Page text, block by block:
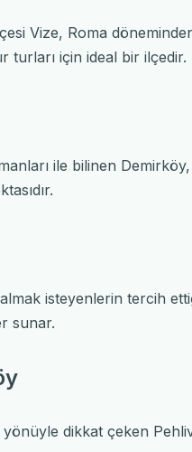
Vize, Roma
turları için ideal bir ilçedir.
ile bilinen
isteyenlerin tercih
sunar.
dikkat çeken